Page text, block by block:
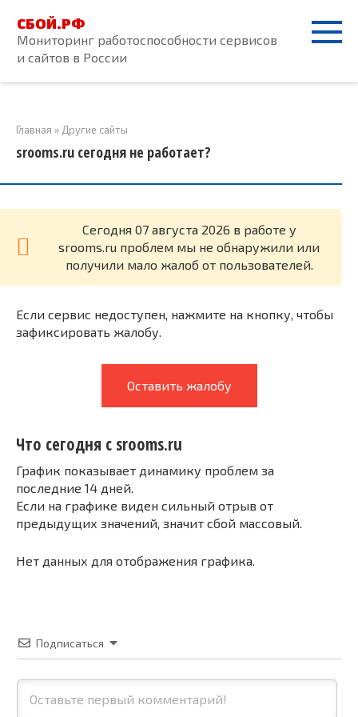
контенту
СБОЙ.РФ
Мониторинг работоспособности сервисов
и сайтов в России
Главная » Другие сайты
srooms.ru сегодня не работает?
Cегодня 07 августа 2026 в работе у
srooms.ru проблем мы не обнаружили или
получили мало жалоб от пользователей.
Если сервис недоступен, нажмите на кнопку, чтобы
зафиксировать жалобу.
Оставить жалобу
Что сегодня с srooms.ru
График показывает динамику проблем за
последние 14 дней.
Если на графике виден сильный отрыв от
предыдущих значений, значит сбой массовый.
Нет данных для отображения графика.
Подписаться